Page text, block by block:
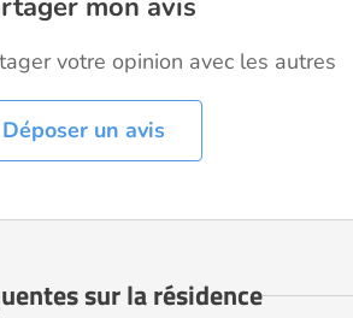
mon avis
votre opinion avec les autres
Déposer un avis
sur la résidence